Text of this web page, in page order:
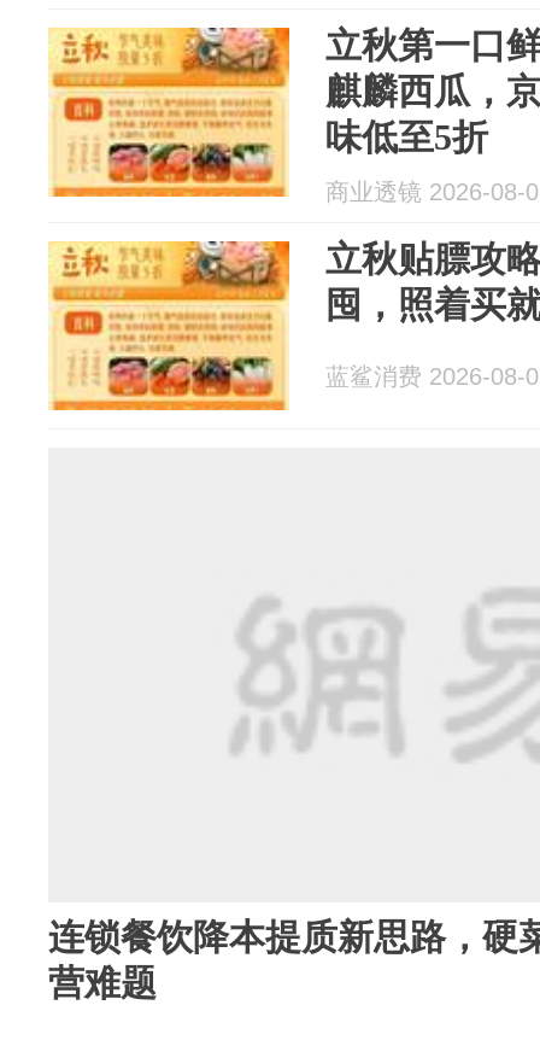
立秋第一口
麒麟西瓜，
味低至5折
商业透镜 2026-08-
立秋贴膘攻
囤，照着买
蓝鲨消费 2026-08-
连锁餐饮降本提质新思路，硬
营难题